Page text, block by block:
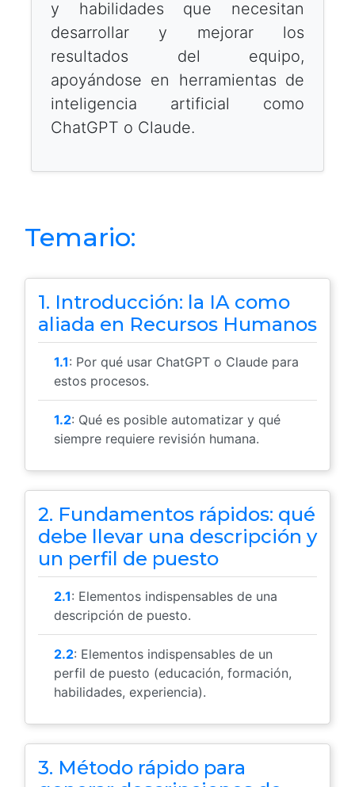
y habilidades que necesitan
desarrollar y mejorar los
resultados del equipo,
apoyándose en herramientas de
inteligencia artificial como
ChatGPT o Claude.
Temario:
1. Introducción: la IA como
aliada en Recursos Humanos
1.1: Por qué usar ChatGPT o Claude para
estos procesos.
1.2: Qué es posible automatizar y qué
siempre requiere revisión humana.
2. Fundamentos rápidos: qué
debe llevar una descripción y
un perfil de puesto
2.1: Elementos indispensables de una
descripción de puesto.
2.2: Elementos indispensables de un
perfil de puesto (educación, formación,
habilidades, experiencia).
3. Método rápido para